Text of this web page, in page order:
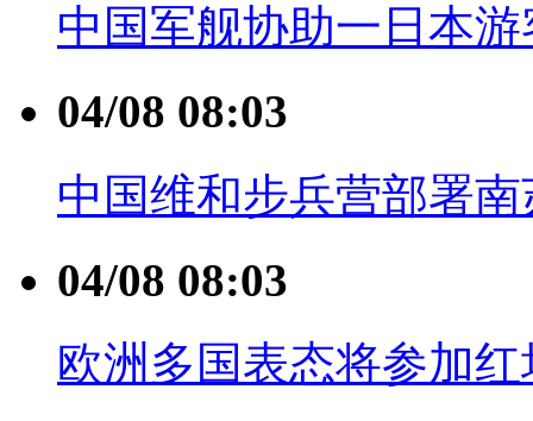
中国军舰协助一日本
04/08 08:03
中国维和步兵营部署
04/08 08:03
欧洲多国表态将参加